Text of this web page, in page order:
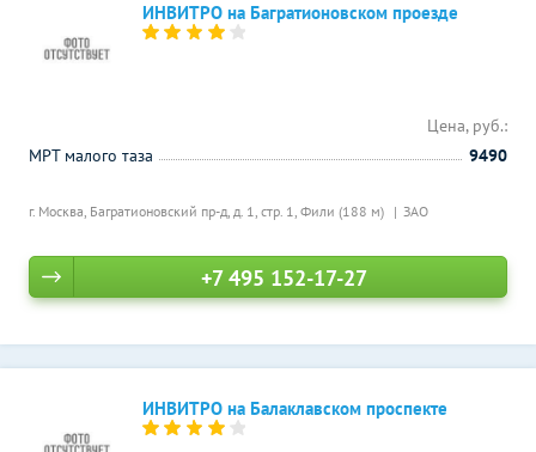
ИНВИТРО на Багратионовском проезде
г. Москва, Багратионовский пр-д, д. 1, стр. 1, Фили (188 м) ЗАО
Цена, руб.:
МРТ малого таза
9490
+7 495 152-17-27
ИНВИТРО на Балаклавском проспекте